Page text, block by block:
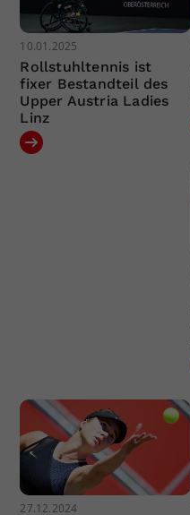
10.01.2025
Rollstuhltennis ist
fixer Bestandteil des
Upper Austria Ladies
Linz
27.12.2024